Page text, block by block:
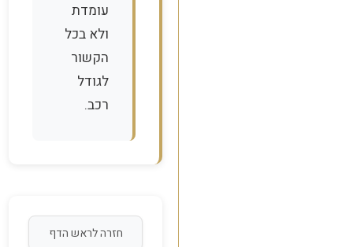
עומדת
ולא בכל
הקשור
לגודל
רכב.
חזרה לראש הדף